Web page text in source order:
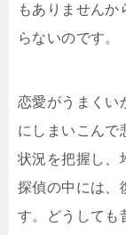
もありませんか
らないのです。
恋愛がうまくい
にしまいこんで
状況を把握し、
探偵の中には、
す。どうしても